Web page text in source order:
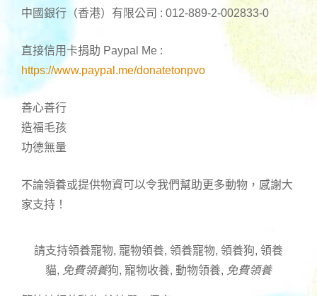
中國銀行（香港）有限公司 : 012-889-2-002833-0
直接信用卡捐助 Paypal Me :
https://www.paypal.me/donatetonpvo
善心善行
造福毛孩
功德無量
不論領養或提供物資可以令我們幫助更多動物，感謝大
家支持！
請支持領養寵物, 寵物領養, 領養寵物, 領養狗, 領養
貓, 免費領養狗, 寵物收養, 動物領養, 免費領養